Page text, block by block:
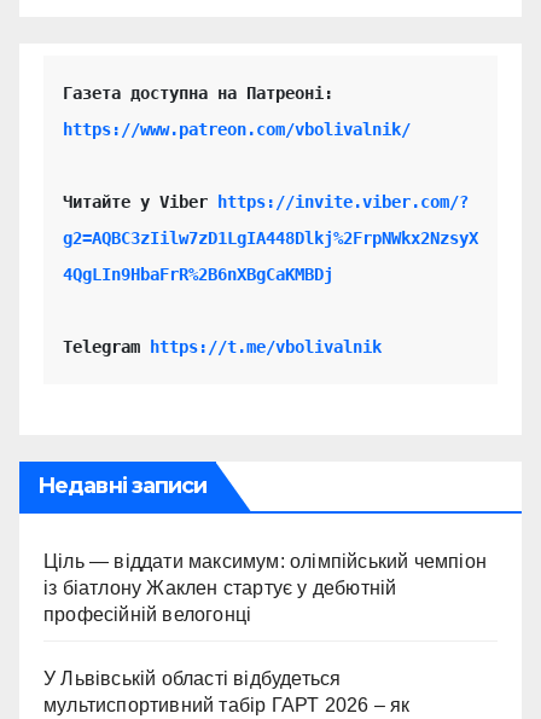
https://www.patreon.com/vbolivalnik/
Читайте у Viber
https://invite.viber.com/?
g2=AQBC3zIilw7zD1LgIA448Dlkj%2FrpNWkx2NzsyX
4QgLIn9HbaFrR%2B6nXBgCaKMBDj
Telegram https://t.me/vbolivalnik
Недавні записи
Ціль — віддати максимум: олімпійський чемпіон
із біатлону Жаклен стартує у дебютній
професійній велогонці
У Львівській області відбудеться
мультиспортивний табір ГАРТ 2026 – як